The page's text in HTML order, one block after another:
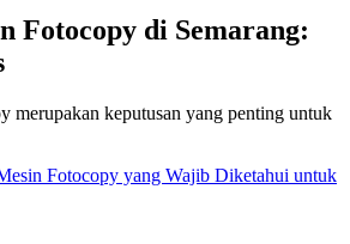
Fotocopy di Semarang:
merupakan keputusan yang penting untuk